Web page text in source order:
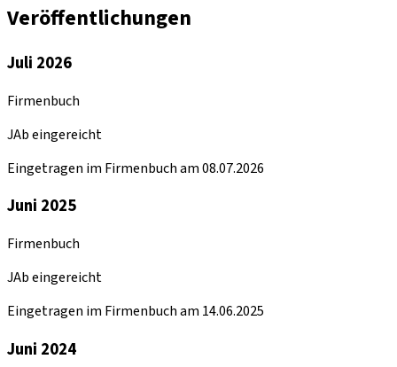
Veröffentlichungen
Juli 2026
Firmenbuch
JAb eingereicht
Eingetragen im Firmenbuch am 08.07.2026
Juni 2025
Firmenbuch
JAb eingereicht
Eingetragen im Firmenbuch am 14.06.2025
Juni 2024